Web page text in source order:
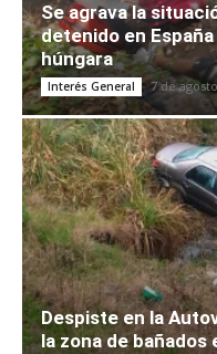
Se agrava la
detenido en
húngara
Interés General 7 de
Despiste en la
la zona de bañados